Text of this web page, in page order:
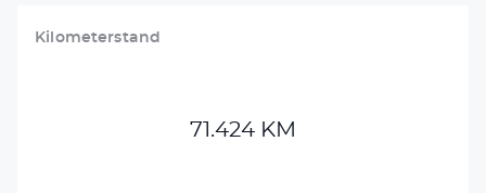
Kilometerstand
71.424 KM